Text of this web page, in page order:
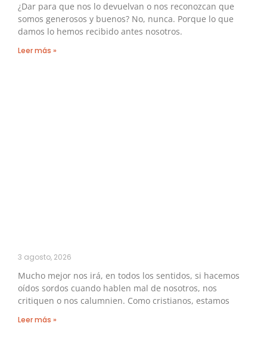
¿Dar para que nos lo devuelvan o nos reconozcan que
somos generosos y buenos? No, nunca. Porque lo que
damos lo hemos recibido antes nosotros.
Leer más »
3 agosto, 2026
Mucho mejor nos irá, en todos los sentidos, si hacemos
oídos sordos cuando hablen mal de nosotros, nos
critiquen o nos calumnien. Como cristianos, estamos
Leer más »